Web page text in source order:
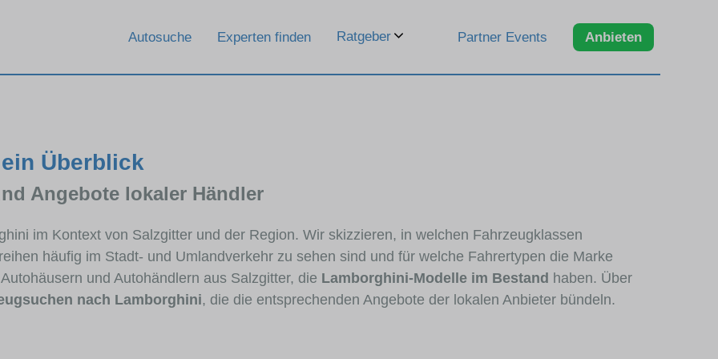
Autosuche Experten finden Ratgeber Partner Events Anbieten
Überblick
Angebote lokaler Händler
im Kontext von Salzgitter und der Region. Wir skizzieren, in welchen Fahrzeugklassen
häufig im Stadt- und Umlandverkehr zu sehen sind und für welche Fahrertypen die Marke
und Autohändlern aus Salzgitter, die Lamborghini-Modelle im Bestand haben. Über
nach Lamborghini, die die entsprechenden Angebote der lokalen Anbieter bündeln.